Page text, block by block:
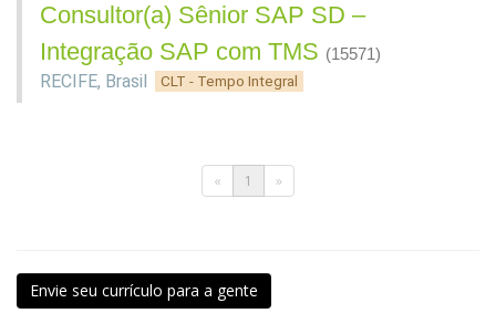
Consultor(a) Sênior SAP SD –
Integração SAP com TMS (15571)
RECIFE, Brasil CLT - Tempo Integral
« 1 »
Envie seu currículo para a gente